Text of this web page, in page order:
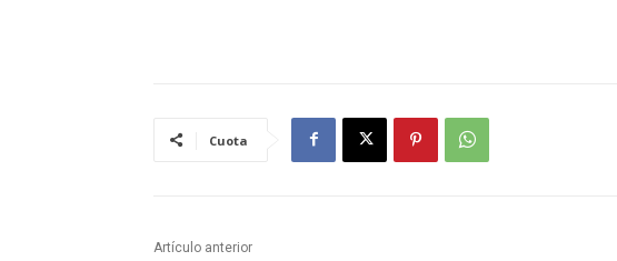
Cuota
Artículo anterior